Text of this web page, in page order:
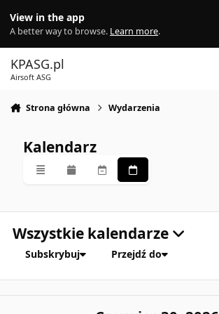
View in the app
A better way to browse. Learn more.
KPASG.pl
Airsoft ASG
Strona główna Wydarzenia
Kalendarz
PrzeglądMiesięcznyTygodniowyCodzienny
Wszystkie kalendarze
Subskrybuj Przejdź do